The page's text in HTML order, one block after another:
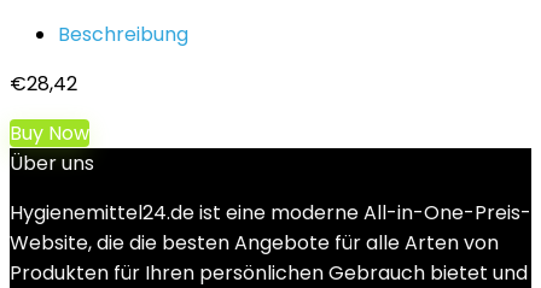
Beschreibung
€28,42
Buy Now
Über uns
Hygienemittel24.de ist eine moderne All-in-One-Preis-
Website, die die besten Angebote für alle Arten von
Produkten für Ihren persönlichen Gebrauch bietet und